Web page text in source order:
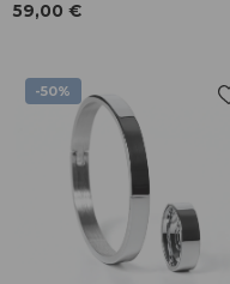
59,00 €
-50%